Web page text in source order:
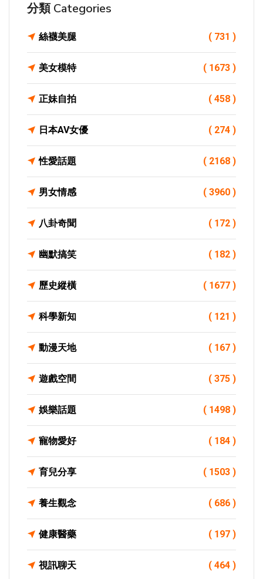
分類 Categories
絲襪美腿 ( 731 )
美女模特 ( 1673 )
正妹自拍 ( 458 )
日本AV女優 ( 274 )
性愛話題 ( 2168 )
男女情感 ( 3960 )
八卦奇聞 ( 172 )
幽默搞笑 ( 182 )
歷史縱橫 ( 1677 )
科學新知 ( 121 )
動漫天地 ( 167 )
遊戲空間 ( 375 )
娛樂話題 ( 1498 )
寵物愛好 ( 184 )
育兒分享 ( 1503 )
養生觀念 ( 686 )
健康醫藥 ( 197 )
視訊聊天 ( 464 )